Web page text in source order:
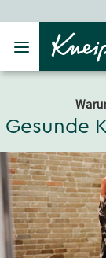
Gesunde